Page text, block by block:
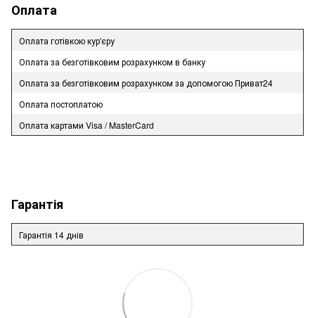
Оплата
Оплата готівкою кур'єру
Оплата за безготівковим розрахунком в банку
Оплата за безготівковим розрахунком за допомогою Приват24
Оплата постоплатою
Оплата картами Visa / MasterCard
Гарантія
Гарантія 14 днів